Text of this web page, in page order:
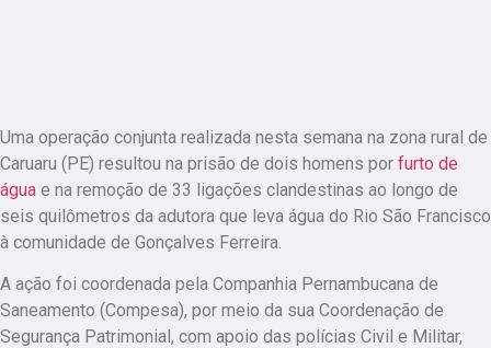
Uma operação conjunta realizada nesta semana na zona rural de
Caruaru (PE) resultou na prisão de dois homens por furto de
água e na remoção de 33 ligações clandestinas ao longo de
seis quilômetros da adutora que leva água do Rio São Francisco
à comunidade de Gonçalves Ferreira.
A ação foi coordenada pela Companhia Pernambucana de
Saneamento (Compesa), por meio da sua Coordenação de
Segurança Patrimonial, com apoio das polícias Civil e Militar,